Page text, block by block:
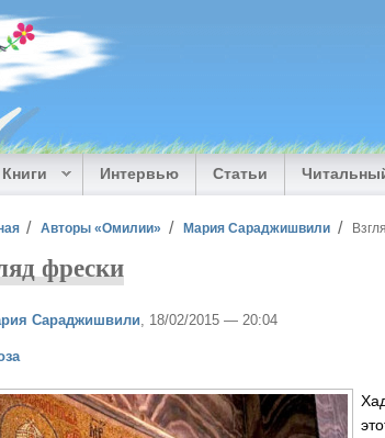
Книги Интервью Статьи
Авторы «Омилии» Мария Сараджишвили
фрески
Сараджишвили , 18/02/2015 — 20:04